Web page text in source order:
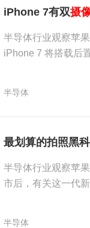
iPhone 7有双摄
半导体行业观察苹
iPhone 7 将搭载后
半导体
最划算的拍照黑
半导体行业观察苹
市后，有关这一代
半导体